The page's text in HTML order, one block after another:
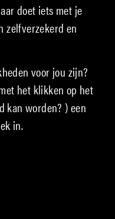
doet iets met je
zelfverzekerd en
voor jou zijn?
het klikken op het
kan worden? ) een
in.